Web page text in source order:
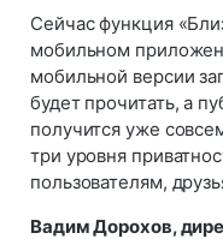
Сейчас функция
мобильном
мобильной версии
будет прочитать, а
получится уже
три уровня
пользователям,
Вадим Дорохов,